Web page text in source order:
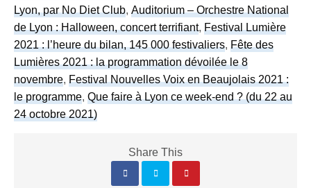
Lyon, par No Diet Club,Auditorium – Orchestre National
de Lyon : Halloween, concert terrifiant,Festival Lumière
2021 : l’heure du bilan, 145 000 festivaliers,Fête des
Lumières 2021 : la programmation dévoilée le 8
novembre,Festival Nouvelles Voix en Beaujolais 2021 :
le programme,Que faire à Lyon ce week-end ? (du 22 au
24 octobre 2021)
Share This